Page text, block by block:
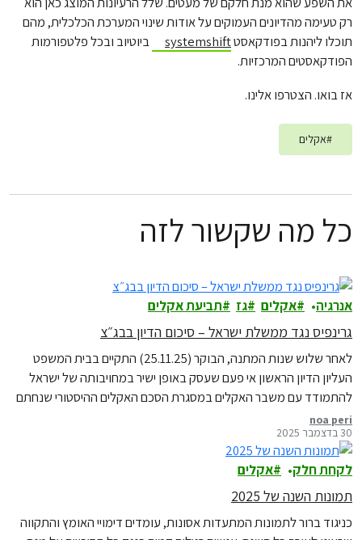
רק טעימה מהדיונים העמוקים על אודות שינוי המערכת הכלכלית, מהם
תוכלו ליהנות בפודקאסטsystemshift
ביוטיוב ובכל פלטפורמות
הפודקאסטים המרכזיות.
אז בואו. הצטרפו אלינו.
#אקלים
כל מה שקשור לזה
אנרגיה אקלים גז תביעת אקלים
גרינפיס נגד ממשלת ישראל – סיכום הדיון בבג״צ
לאחר שלוש שנות המתנה, הבוקר (25.11.25) התקיים בבית המשפט
העליון הדיון הראשון אי פעם שעסק באופן ישיר במחויבותה של ישראל
להתמודד עם משבר האקלים במסגרת הסכם האקלים ההיסטורי שנחתם
הרכב השופטים נעם סולברג, דוד מינץ…
noa peri
30 בדצמבר 2025
לקחת חלק אקלים
תמונות השנה של 2025
כניגוד ברור לתמונות המתעדות אסונות, עומדים דימויי האומץ והתקווה